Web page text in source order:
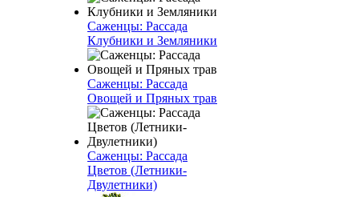
Саженцы: Рассада
Клубники и Земляники
Саженцы: Рассада
Овощей и Пряных трав
Саженцы: Рассада
Цветов (Летники-
Двулетники)